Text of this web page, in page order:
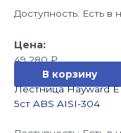
Доступность: Есть в
49 280₽
В корзину
Лестница Hayward
5cт ABS AISI-304